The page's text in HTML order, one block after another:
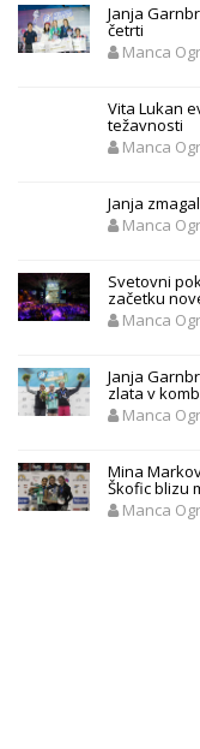
Janja
četrti
Manca
Vita Lukan
težavnosti
Manca
Janja
Manca
Svetovni
začetku
Manca
Janja
zlata v
Manca
Mina
Škofic blizu
Manca